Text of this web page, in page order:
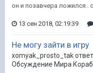
он и позавчера ложился..
13 сен 2018, 02:19:39
Не могу зайти в игру
xomyak_prosto_tak
Обсуждение Мира